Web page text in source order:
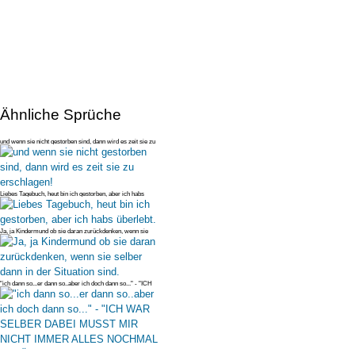
Ähnliche Sprüche
und wenn sie nicht gestorben sind, dann wird es zeit sie zu
erschlagen!
Liebes Tagebuch, heut bin ich gestorben, aber ich habs
überlebt.
Ja, ja Kindermund ob sie daran zurückdenken, wenn sie
selber dann in der
"ich dann so...er dann so..aber ich doch dann so..." - "ICH
WAR SELBER D